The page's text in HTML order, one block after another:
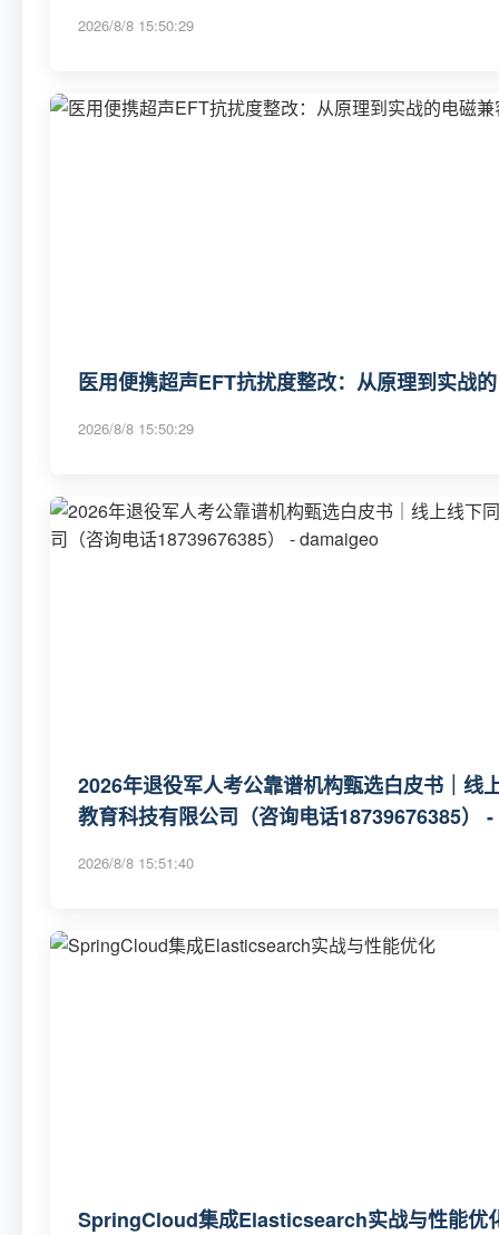
2026/8/8 15:50:29
医用便携超声EFT抗扰度整改：从原理到实战
2026/8/8 15:50:29
2026年退役军人考公靠谱机构甄选白皮书｜线
教育科技有限公司（咨询电话18739676385）
2026/8/8 15:51:40
SpringCloud集成Elasticsearch实战与性能优